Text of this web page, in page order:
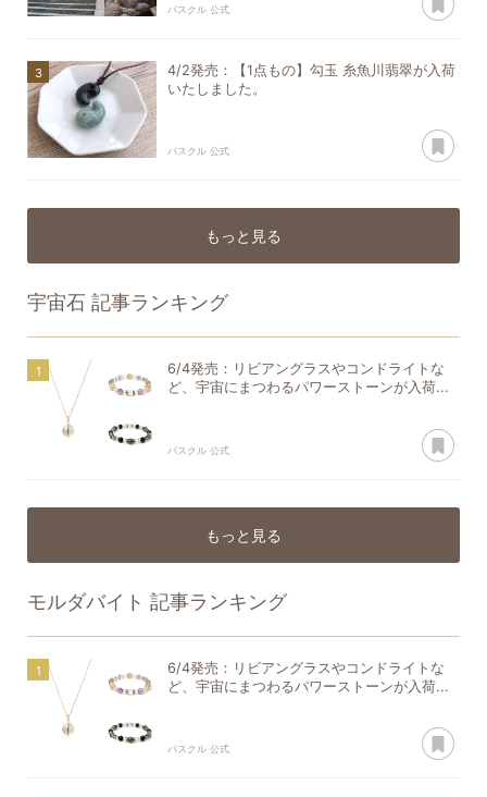
パスクル 公式
4/2発売：【1点もの】勾玉 糸魚川翡翠が入荷
いたしました。
パスクル 公式
もっと見る
宇宙石 記事ランキング
6/4発売：リビアングラスやコンドライトな
ど、宇宙にまつわるパワーストーンが入荷...
パスクル 公式
もっと見る
モルダバイト 記事ランキング
6/4発売：リビアングラスやコンドライトな
ど、宇宙にまつわるパワーストーンが入荷...
パスクル 公式